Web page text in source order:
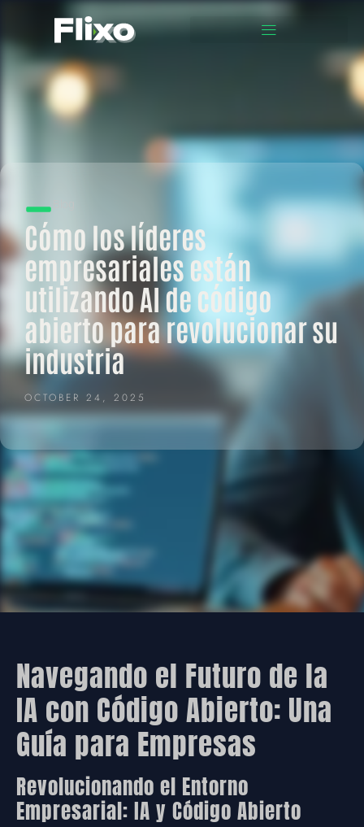
Cómo los líderes
empresariales están
utilizando AI de código
abierto para revolucionar su
industria
OCTOBER 24, 2025
Navegando el Futuro de la
IA con Código Abierto: Una
Guía para Empresas
Revolucionando el Entorno
Empresarial: IA y Código Abierto